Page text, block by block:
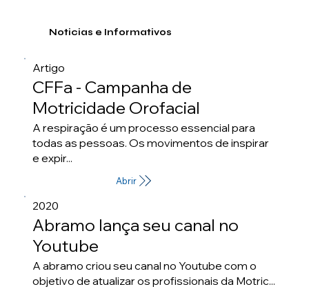
Noticias e Informativos
Artigo
CFFa - Campanha de
Motricidade Orofacial
A respiração é um processo essencial para
todas as pessoas. Os movimentos de inspirar
e expir...
Abrir
2020
Abramo lança seu canal no
Youtube
A abramo criou seu canal no Youtube com o
objetivo de atualizar os profissionais da Motric...